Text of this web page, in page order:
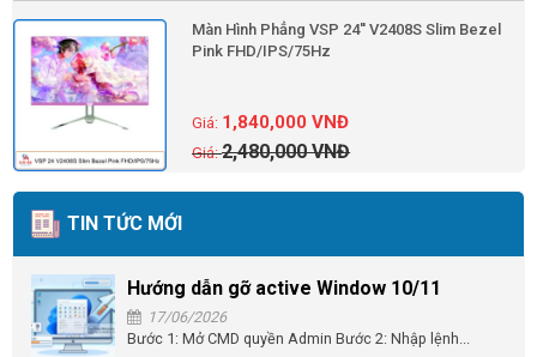
Màn Hình Phẳng VSP 24'' V2408S Slim Bezel
Pink FHD/IPS/75Hz
2,480,000VNĐ
1,840,000VNĐ
TIN TỨC MỚI
Hướng dẫn gỡ active Window 10/11
17/06/2026
Bước 1: Mở CMD quyền Admin Bước 2: Nhập lệnh...